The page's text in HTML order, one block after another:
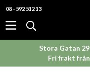
08 - 592 512 13
Stora Gatan
Fri frakt